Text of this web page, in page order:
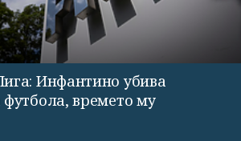
Инфантино убива
времето му